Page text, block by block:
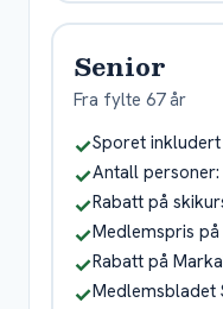
Senior
Fra fylte 67 år
✓Inkludert
Sporet
✓Inkludert
Antall personer:
✓Inkludert
Rabatt på
✓Inkludert
Medlemspris
✓Inkludert
Rabatt på
✓Inkludert
Medlemsbladet